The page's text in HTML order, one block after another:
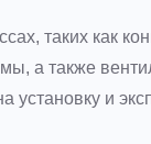
таких как
а также
установку и